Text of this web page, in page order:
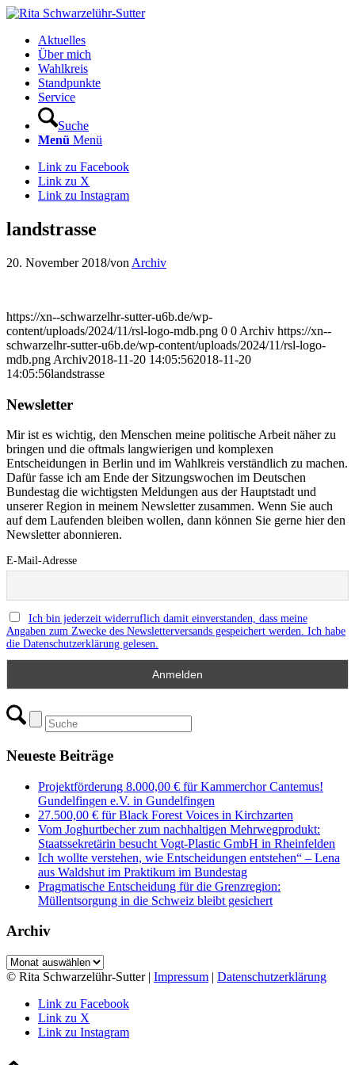
Aktuelles
Über mich
Wahlkreis
Standpunkte
Service
Suche
Menü Menü
Link zu Facebook
Link zu X
Link zu Instagram
landstrasse
20. November 2018/von Archiv
https://xn--schwarzelhr-sutter-u6b.de/wp-
content/uploads/2024/11/rsl-logo-mdb.png 0 0 Archiv https://xn--
schwarzelhr-sutter-u6b.de/wp-content/uploads/2024/11/rsl-logo-
mdb.png Archiv2018-11-20 14:05:562018-11-20
14:05:56landstrasse
Newsletter
Mir ist es wichtig, den Menschen meine politische Arbeit näher zu
bringen und die oftmals langwierigen und komplexen
Entscheidungen in Berlin und im Wahlkreis verständlich zu machen.
Dafür fasse ich am Ende der Sitzungswochen im Deutschen
Bundestag die wichtigsten Meldungen aus der Hauptstadt und
unserer Region in meinem Newsletter zusammen. Wenn Sie auch
auf dem Laufenden bleiben wollen, dann können Sie gerne hier den
Newsletter abonnieren.
E-Mail-Adresse
Ich bin jederzeit widerruflich damit einverstanden, dass meine
Angaben zum Zwecke des Newsletterversands gespeichert werden. Ich habe
die Datenschutzerklärung gelesen.
Neueste Beiträge
Projektförderung 8.000,00 € für Kammerchor Cantemus!
Gundelfingen e.V. in Gundelfingen
27.500,00 € für Black Forest Voices in Kirchzarten
Vom Joghurtbecher zum nachhaltigen Mehrwegprodukt:
Staatssekretärin besucht Vogt-Plastic GmbH in Rheinfelden
Ich wollte verstehen, wie Entscheidungen entstehen“ – Lena
aus Waldshut im Praktikum im Bundestag
Pragmatische Entscheidung für die Grenzregion:
Müllentsorgung in die Schweiz bleibt gesichert
Archiv
Archiv
© Rita Schwarzelühr-Sutter | Impressum | Datenschutzerklärung
Link zu Facebook
Link zu X
Link zu Instagram